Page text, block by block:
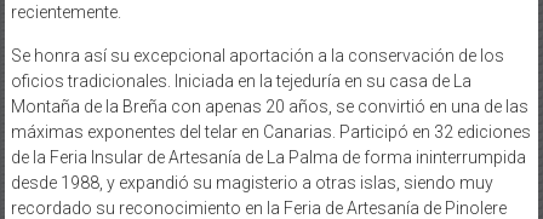
recientemente.
Se honra así su excepcional aportación a la conservación de los
oficios tradicionales. Iniciada en la tejeduría en su casa de La
Montaña de la Breña con apenas 20 años, se convirtió en una de las
máximas exponentes del telar en Canarias. Participó en 32 ediciones
de la Feria Insular de Artesanía de La Palma de forma ininterrumpida
desde 1988, y expandió su magisterio a otras islas, siendo muy
recordado su reconocimiento en la Feria de Artesanía de Pinolere